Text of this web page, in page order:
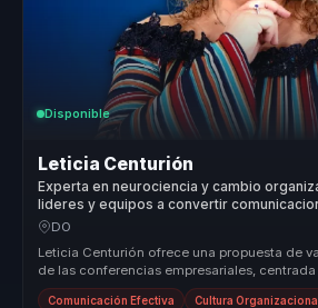
Disponible
Leticia Centurión
Experta en neurociencia y cambio
lideres y equipos a convertir
cohesion, criterio y ventaja competitiva.
DO
Leticia Centurión ofrece una propuesta de
de las conferencias empresariales,
organ...
Comunicación Efectiva Cultura Organizacional